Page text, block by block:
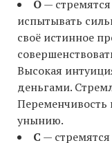
О—
испытывать
своё истинное
Высокая
деньгами.
Переменчивость
унынию.
С —